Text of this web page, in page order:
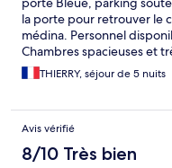
la porte pour retrouver le
médina. Personnel
Chambres spacieuses et
fonctionne pas toujours
Nous avons passé un très
THIERRY, séjour de 5 nuits
Avis vérifié
8/10 Très bien